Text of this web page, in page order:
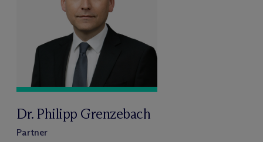
Dr. Philipp Grenzebach
Partner